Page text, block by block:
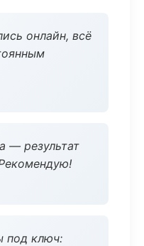
онлайн, всё
— результат
под ключ: